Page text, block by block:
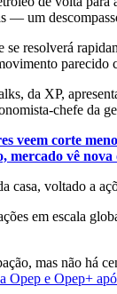
— um
se resolverá
da XP,
chefe da
veem corte
mercado vê nova
casa, voltado a
em escala
mas não há
Opep e Opep+